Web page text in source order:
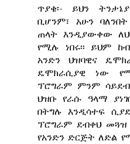
ጥያቄ፡- ይህን
ቢሆንም፣ አሁን
ጠላት እንዲያውቀው
የሚሉ ነበሩ፡፡ ይህም
አንድን ህዝባዊና
ዴሞክራሲያዊ ነው
ፕሮግራም ምንም
ህዝቡ የራሱ ዓላማ
በትግሉ እንዲሳተፍ
ፕሮግራም ደብቀህ መጓዝ
የአንድን ድርጅት ለድል